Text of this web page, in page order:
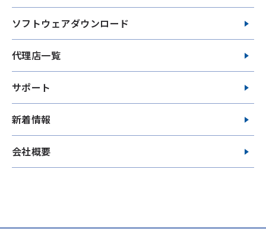
ソフトウェアダウンロード
代理店一覧
サポート
新着情報
会社概要